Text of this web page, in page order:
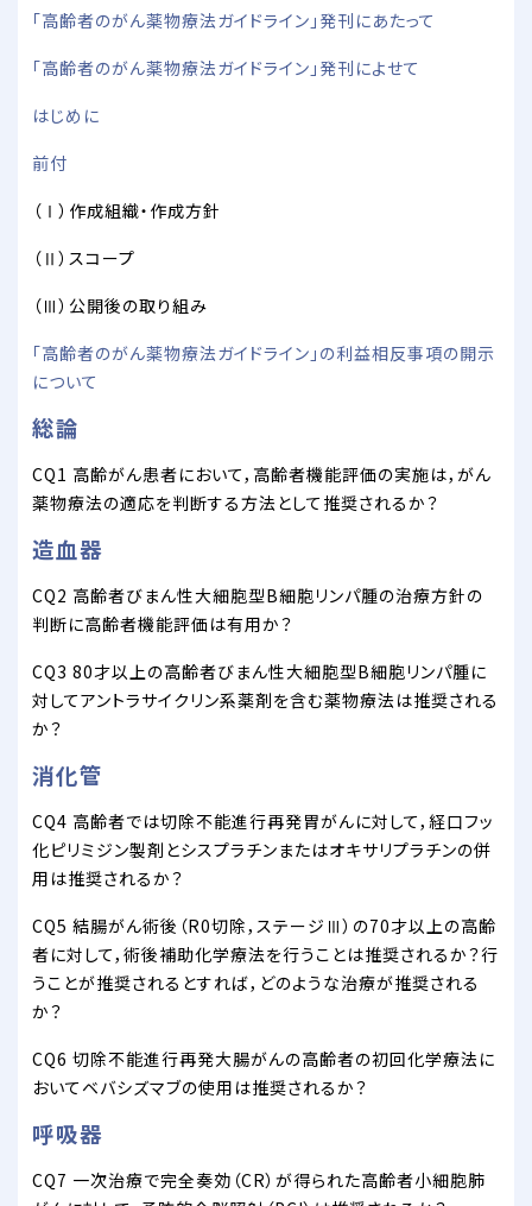
「高齢者のがん薬物療法ガイドライン」発刊にあたって
「高齢者のがん薬物療法ガイドライン」発刊によせて
はじめに
前付
（Ⅰ）作成組織・作成方針
（Ⅱ）スコープ
（Ⅲ）公開後の取り組み
「高齢者のがん薬物療法ガイドライン」の利益相反事項の開示
について
総論
CQ1 高齢がん患者において，高齢者機能評価の実施は，がん
薬物療法の適応を判断する方法として推奨されるか？
造血器
CQ2 高齢者びまん性大細胞型B細胞リンパ腫の治療方針の
判断に高齢者機能評価は有用か？
CQ3 80才以上の高齢者びまん性大細胞型B細胞リンパ腫に
対してアントラサイクリン系薬剤を含む薬物療法は推奨される
か？
消化管
CQ4 高齢者では切除不能進行再発胃がんに対して，経口フッ
化ピリミジン製剤とシスプラチンまたはオキサリプラチンの併
用は推奨されるか？
CQ5 結腸がん術後（R0切除，ステージⅢ）の70才以上の高齢
者に対して，術後補助化学療法を行うことは推奨されるか？行
うことが推奨されるとすれば，どのような治療が推奨される
か？
CQ6 切除不能進行再発大腸がんの高齢者の初回化学療法に
おいてベバシズマブの使用は推奨されるか？
呼吸器
CQ7 一次治療で完全奏効（CR）が得られた高齢者小細胞肺